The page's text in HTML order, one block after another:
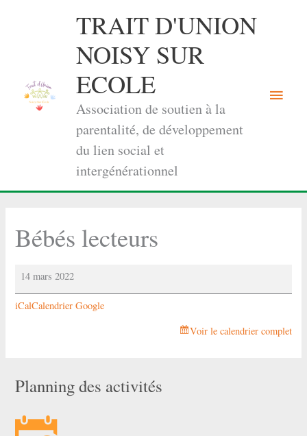
TRAIT D'UNION
NOISY SUR
ECOLE
Association de soutien à la
parentalité, de développement
du lien social et
intergénérationnel
Menu
Bébés lecteurs
Bébés
lecteurs
14 mars 2022
iCalCalendrier Google
Voir le calendrier complet
Planning des activités